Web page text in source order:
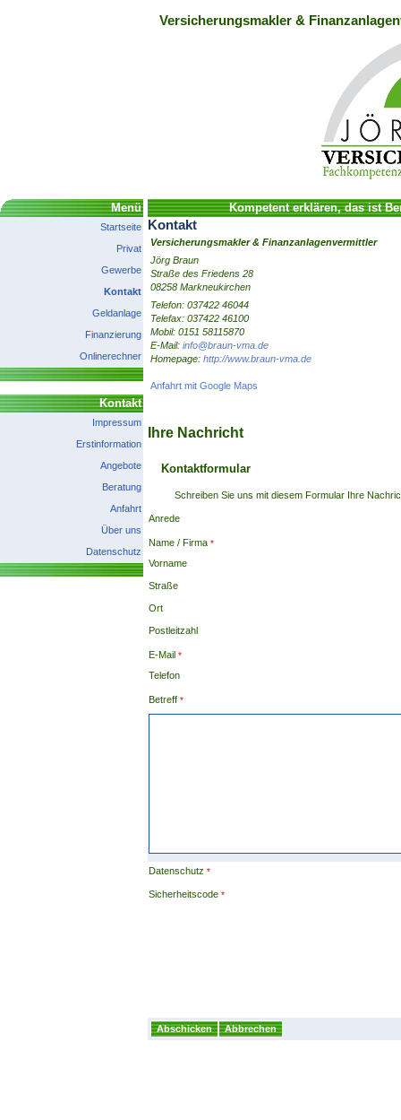
Versicherungsmakler &
Menü
Startseite
Privat
Gewerbe
Kontakt
Geldanlage
Finanzierung
Onlinerechner
Kontakt
Impressum
Erstinformation
Angebote
Beratung
Anfahrt
Über uns
Datenschutz
Kompetent erklären, das ist
Kontakt
Versicherungsmakler & Finanzanlagenvermittler
Jörg Braun
Straße des Friedens 28
08258 Markneukirchen
Telefon: 037422 46044
Telefax: 037422 46100
Mobil: 0151 58115870
E-Mail: info@braun-vma.de
Homepage: http://www.braun-vma.de
Anfahrt mit Google Maps
Ihre Nachricht
Kontaktformular
Schreiben Sie uns mit diesem Formular Ihre
Anrede
Name / Firma
Vorname
Straße
Ort
Postleitzahl
E-Mail
Telefon
Betreff
Datenschutz
Sicherheitscode